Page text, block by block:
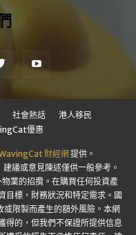
社會熱話
港人移民
優惠
財經網提供。
議或意見陳述僅供一般參考。
業的招攬。在購買任何投資產
目標，財務狀況和特定需求。國
限製而產生的額外風險。本網
得的，但我們不保證所提供信息